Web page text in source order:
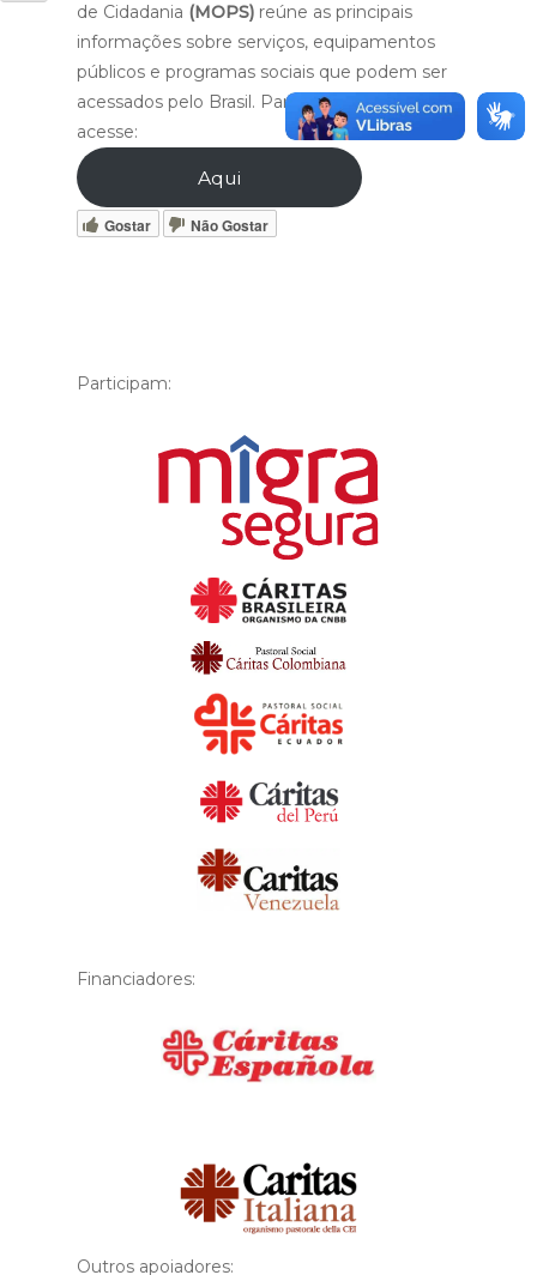
de Cidadania (MOPS) reúne as principais
informações sobre serviços, equipamentos
públicos e programas sociais que podem ser
acessados pelo Brasil. Para mais informações,
acesse:
Aqui
Gostar Não Gostar
Participam:
Financiadores:
Outros apoiadores: